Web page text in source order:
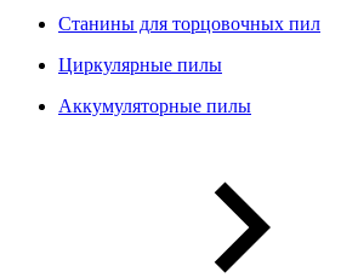
Станины для торцовочных пил
Циркулярные пилы
Аккумуляторные пилы